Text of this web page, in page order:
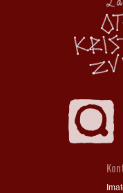
Groblje
Groblje